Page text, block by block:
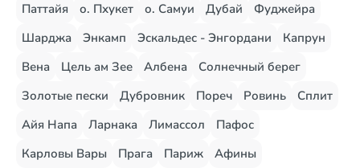
Паттайя
о. Пхукет о. Самуи Дубай
Фуджейра
Шарджа
Энкамп Эскальдес - Энгордани
Капрун
Вена
Цель ам Зее Албена
Солнечный берег
Золотые пески
Дубровник Пореч Ровинь
Сплит
Айя Напа
Ларнака Лимассол
Пафос
Карловы Вары
Прага Париж
Афины